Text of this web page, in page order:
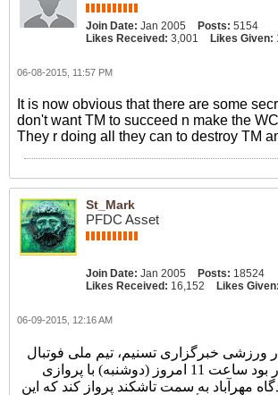
Join Date: Jan 2005 Posts: 5154
Likes Received: 3,001 Likes Given:
06-08-2015, 11:57 PM
It is now obvious that there are some
don't want TM to succeed n make the
They r doing all they can to destroy TM
St_Mark
PFDC Asset
Join Date: Jan 2005 Posts: 18524
Likes Received: 16,152 Likes Given:
06-09-2015, 12:16 AM
ورزشی خبرگزاری تسنیم، تیم ملی فوتبال
کشورمان قرار بود ساعت 11 امروز (دوشنبه) با پروازی
مهرآباد به سمت تاشکند پرواز کند که این